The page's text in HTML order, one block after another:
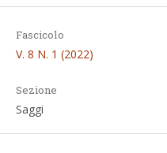
Fascicolo
V. 8 N. 1 (2022)
Sezione
Saggi